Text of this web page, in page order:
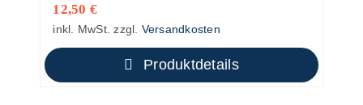
12,50 €
inkl. MwSt. zzgl. Versandkosten
Produktdetails